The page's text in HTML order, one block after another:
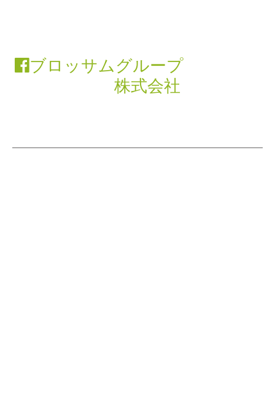
ブロッサムグループ
株式会社